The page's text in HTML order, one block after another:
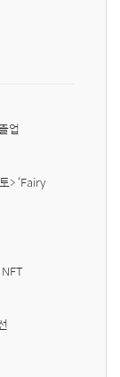
업
> ‘Fairy